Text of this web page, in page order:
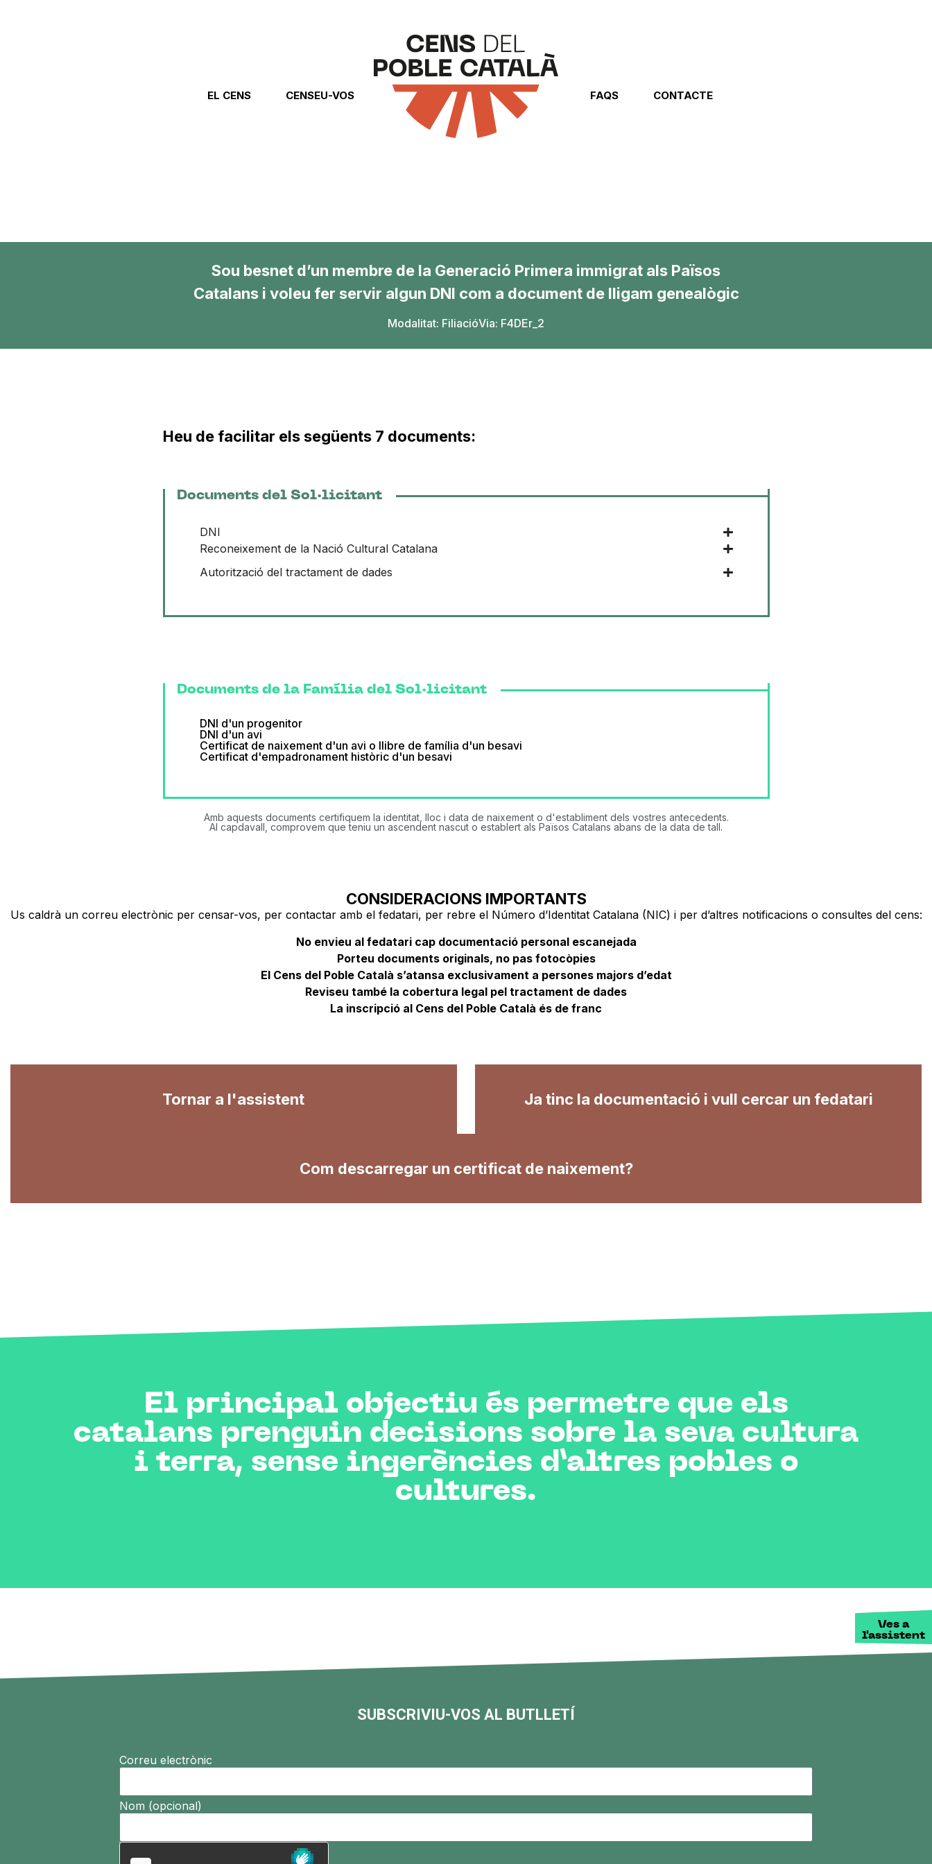
EL CENS CENSEU-VOS FAQS CONTACTE
Sou besnet d’un membre de la Generació Primera immigrat als Països
Catalans i voleu fer servir algun DNI com a document de lligam genealògic
Modalitat: FiliacióVia: F4DEr_2
Heu de facilitar els següents 7 documents:
Documents del Sol·licitant
DNI
Reconeixement de la Nació Cultural Catalana
Autorització del tractament de dades
Documents de la Família del Sol·licitant
DNI d'un progenitor
DNI d'un avi
Certificat de naixement d'un avi o llibre de família d'un besavi
Certificat d'empadronament històric d'un besavi
Amb aquests documents certifiquem la identitat, lloc i data de naixement o d'establiment dels vostres antecedents.
Al capdavall, comprovem que teniu un ascendent nascut o establert als Països Catalans abans de la data de tall.
CONSIDERACIONS IMPORTANTS
Us caldrà un correu electrònic per censar-vos, per contactar amb el fedatari, per rebre el Número d’Identitat Catalana (NIC) i per d’altres notificacions o consultes del cens:
No envieu al fedatari cap documentació personal escanejada
Porteu documents originals, no pas fotocòpies
El Cens del Poble Català s’atansa exclusivament a persones majors d’edat
Reviseu també la cobertura legal pel tractament de dades
La inscripció al Cens del Poble Català és de franc
Tornar a l'assistent Ja tinc la documentació i vull cercar un fedatari
Com descarregar un certificat de naixement?
El principal objectiu és permetre que els
catalans prenguin decisions sobre la seva cultura
i terra, sense ingerències d’altres pobles o
cultures.
Ves a
l'assistent
SUBSCRIVIU-VOS AL BUTLLETÍ
Correu electrònic
Nom (opcional)